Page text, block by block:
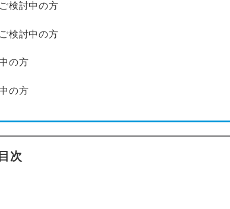
検討中の方
検討中の方
の方
の方
目次